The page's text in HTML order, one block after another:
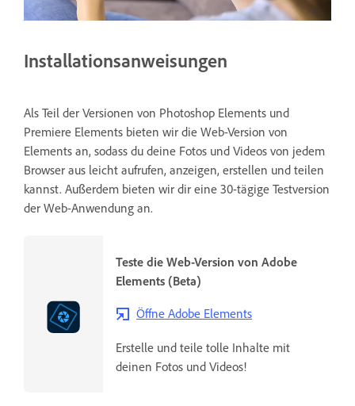
Installationsanweisungen
Als Teil der Versionen von Photoshop Elements und
Premiere Elements bieten wir die Web-Version von
Elements an, sodass du deine Fotos und Videos von jedem
Browser aus leicht aufrufen, anzeigen, erstellen und teilen
kannst. Außerdem bieten wir dir eine 30-tägige Testversion
der Web-Anwendung an.
Teste die Web-Version von Adobe
Elements (Beta)
Öffne Adobe Elements
Erstelle und teile tolle Inhalte mit
deinen Fotos und Videos!